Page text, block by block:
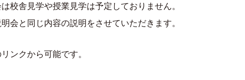
校舎見学や授業見学は予定しておりません。
会と同じ内容の説明をさせていただきます。
ンクから可能です。